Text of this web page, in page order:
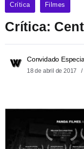
Crítica Filmes
Crítica:
Convidado
18 de abril de 2017